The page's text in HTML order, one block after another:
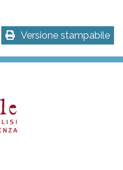
Versione stampabile